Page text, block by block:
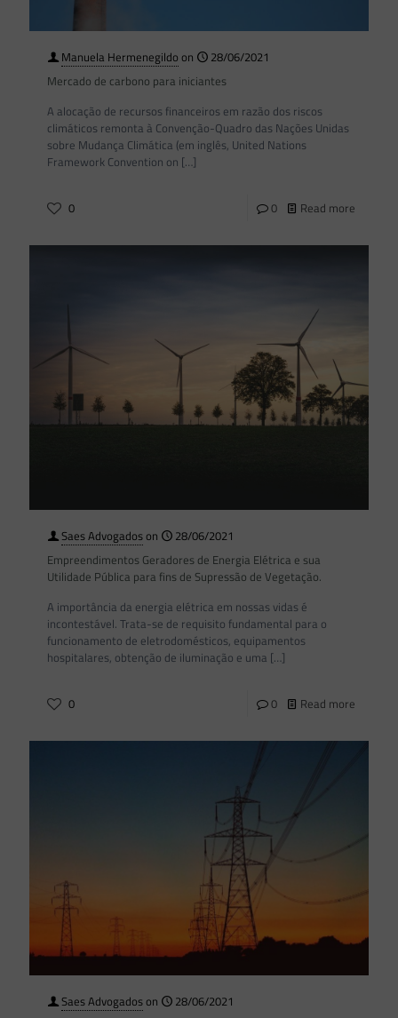
Manuela Hermenegildo on
28/06/2021
Mercado de carbono para iniciantes
A alocação de recursos financeiros em razão dos riscos
climáticos remonta à Convenção-Quadro das Nações Unidas
sobre Mudança Climática (em inglês, United Nations
Framework Convention on […]
0 0 Read more
Saes Advogadoson
28/06/2021
Empreendimentos Geradores de Energia Elétrica e sua
Utilidade Pública para fins de Supressão de Vegetação.
A importância da energia elétrica em nossas vidas é
incontestável. Trata-se de requisito fundamental para o
funcionamento de eletrodomésticos, equipamentos
hospitalares, obtenção de iluminação e uma […]
0 0 Read more
Saes Advogadoson
28/06/2021